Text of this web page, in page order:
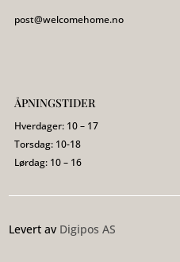
post@welcomehome.no
ÅPNINGSTIDER
Hverdager: 10 – 17
Torsdag: 10-18
Lørdag: 10 – 16
Levert av Digipos AS